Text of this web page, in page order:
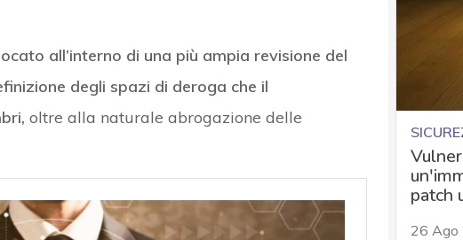
all’interno di una più ampia revisione del
degli spazi di deroga che il
oltre alla naturale abrogazione delle
patch
26 Ago